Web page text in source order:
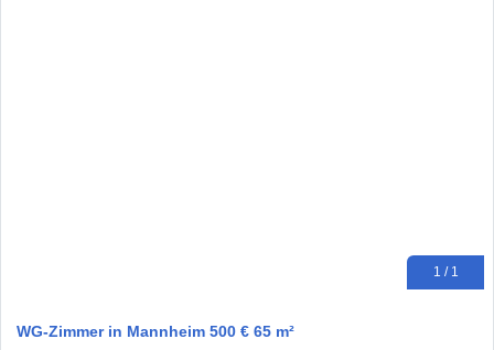
1 / 1
WG-Zimmer in Mannheim 500 € 65 m²